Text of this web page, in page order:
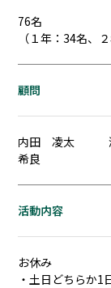
76名
（１年：34名、
顧問
内田 凌太
希良
活動内容
お休み
・土日どちらか1